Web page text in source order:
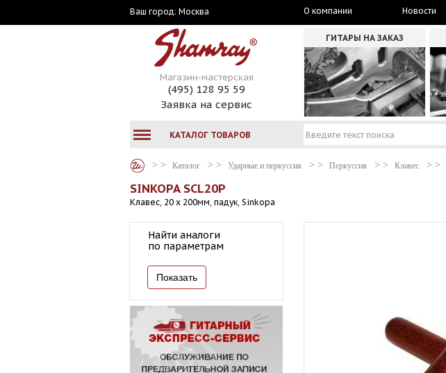
Ваш город: Москва О компании Новости
Магазин-мастерская
(495) 128 95 59
Заявка на сервис
ГИТАРЫ НА ЗАКАЗ
КАТАЛОГ ТОВАРОВ
Каталог Ударные и перкуссия Перкуссия Клавес
SINKOPA SCL20P
Клавес, 20 х 200мм, падук, Sinkopa
Найти аналоги
по параметрам